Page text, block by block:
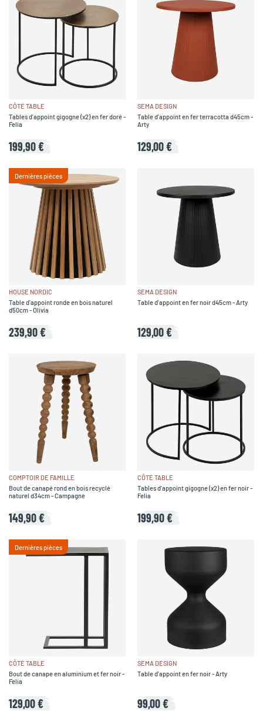
CÔTÉ TABLE
Tables d'appoint gigogne (x2) en fer doré -
Felia
199,90 €
SEMA DESIGN
Table d'appoint en fer terracotta d45cm -
Arty
129,00 €
Dernières pièces
HOUSE NORDIC
Table d'appoint ronde en bois naturel
d50cm - Olivia
239,90 €
SEMA DESIGN
Table d'appoint en fer noir d45cm - Arty
129,00 €
COMPTOIR DE FAMILLE
Bout de canapé rond en bois recyclé
naturel d34cm - Campagne
149,90 €
CÔTÉ TABLE
Tables d'appoint gigogne (x2) en fer noir -
Felia
199,90 €
Dernières pièces
CÔTÉ TABLE
Bout de canape en aluminium et fer noir -
Felia
129,00 €
SEMA DESIGN
Table d'appoint en fer noir - Arty
99,00 €